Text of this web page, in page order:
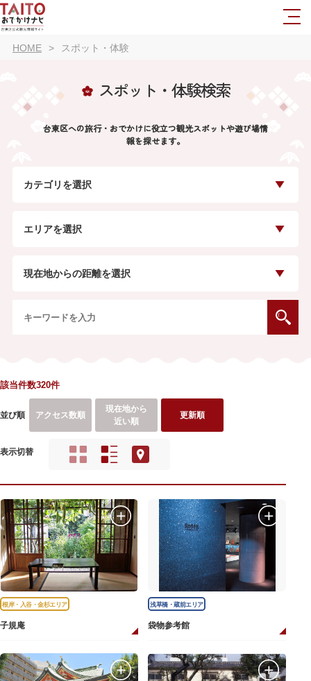
HOME スポット・体験
スポット・体験検索
台東区への旅行・おでかけに役立つ観光スポットや遊び場情
報を探せます。
カテゴリを選択
エリアを選択
現在地からの距離を選択
該当件数320件
並び順 アクセス数順
現在地から
近い順
更新順
表示切替
根岸・入谷・金杉エリア
子規庵
浅草橋・蔵前エリア
袋物参考館